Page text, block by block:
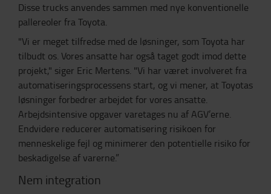
Disse trucks anvendes sammen med nye konventionelle
pallereoler fra Toyota.
"Vi er meget tilfredse med de løsninger, som Toyota har
tilbudt os. Vores ansatte har også taget godt imod dette
projekt," siger Eric Mertens. "Vi har været involveret fra
automatiseringsprocessens start, og vi mener, at Toyotas
løsninger forbedrer arbejdet for vores ansatte.
Arbejdsintensive opgaver varetages nu af AGV’erne.
Endvidere reducerer automatisering risikoen for
menneskelige fejl og minimerer den potentielle risiko for
beskadigelse af varerne.”
Nem integration